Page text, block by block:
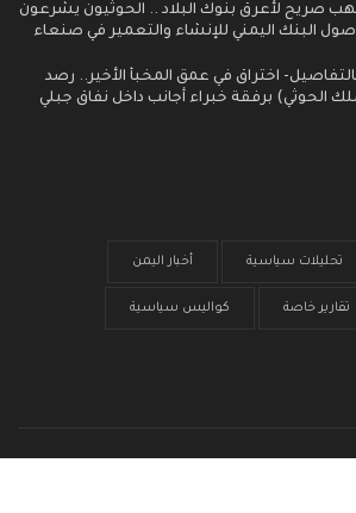
صريح لأعرق بنوك البلاد .. الحوثيون يشرعون
البنك اليمني للإنشاء والتعمير في صنعاء
اختراق في عمق المخبأ الأخير.. رصد
الحوثي) برفقة خبراء أجانب داخل نفاق جبلي
تحليلات سياسية أخبار اليمن
تقارير خاصة كواليس سياسية